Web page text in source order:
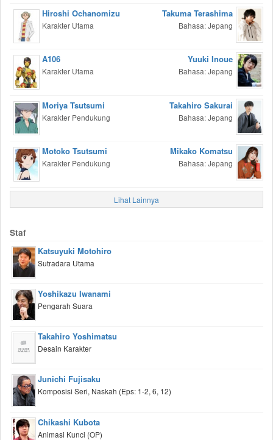
Hiroshi Ochanomizu
Karakter Utama
Takuma Terashima
Bahasa: Jepang
A106
Karakter Utama
Yuuki Inoue
Bahasa: Jepang
Moriya Tsutsumi
Karakter Pendukung
Takahiro Sakurai
Bahasa: Jepang
Motoko Tsutsumi
Karakter Pendukung
Mikako Komatsu
Bahasa: Jepang
Lihat Lainnya
Staf
Katsuyuki Motohiro
Sutradara Utama
Yoshikazu Iwanami
Pengarah Suara
Takahiro Yoshimatsu
Desain Karakter
Junichi Fujisaku
Komposisi Seri, Naskah (Eps: 1-2, 6, 12)
Chikashi Kubota
Animasi Kunci (OP)